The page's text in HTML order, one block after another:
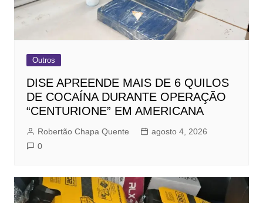
Outros
DISE APREENDE MAIS DE 6 QUILOS
DE COCAÍNA DURANTE OPERAÇÃO
“CENTURIONE” EM AMERICANA
Robertão Chapa Quente
agosto 4, 2026
0